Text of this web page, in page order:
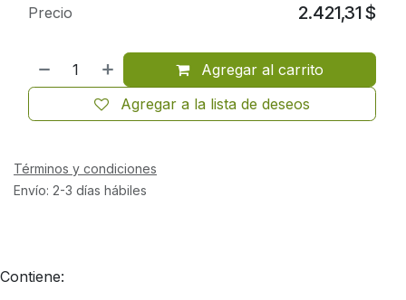
Agregar al carrito
Agregar a la lista de deseos
Precio 2.421,31$
Términos y condiciones
Envío: 2-3 días hábiles
Contiene: